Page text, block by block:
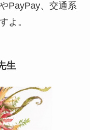
PayPay、交通系
よ。
生